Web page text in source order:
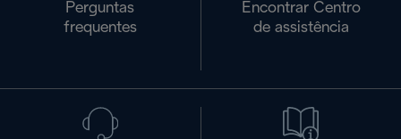
Perguntas
frequentes
Encontrar Centro
de assistência